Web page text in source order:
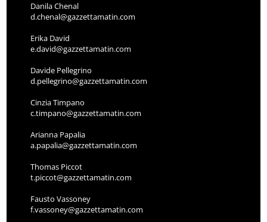
Danila Chenal
d.chenal@gazzettamatin.com
Erika David
e.david@gazzettamatin.com
Davide Pellegrino
d.pellegrino@gazzettamatin.com
Cinzia Timpano
c.timpano@gazzettamatin.com
Arianna Papalia
a.papalia@gazzettamatin.com
Thomas Piccot
t.piccot@gazzettamatin.com
Fausto Vassoney
f.vassoney@gazzettamatin.com